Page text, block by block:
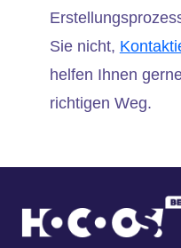
Sie nicht,
helfen Ihnen
richtigen Weg.